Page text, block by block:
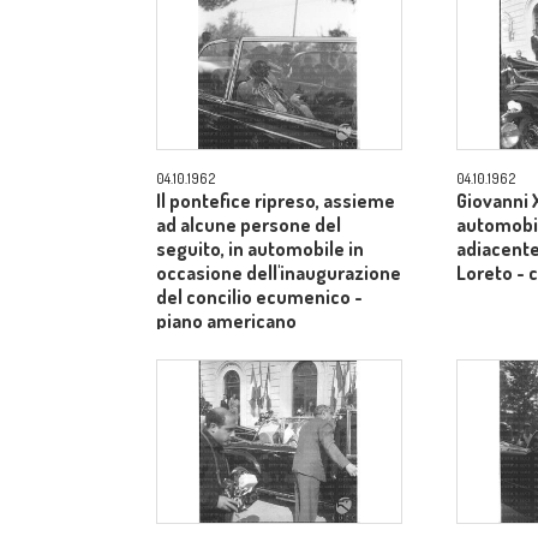
04.10.1962
Il pontefice ripreso, assieme
ad alcune persone del
seguito, in automobile in
occasione dell'inaugurazione
del concilio ecumenico -
piano americano
04.10.1962
Giovanni
Loreto -